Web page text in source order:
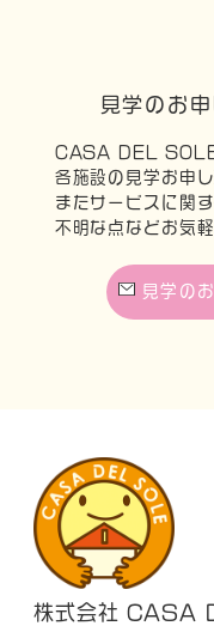
見学のお
CASA DEL SOLE
各施設の見学お申
またサービスに関
不明な点などお気
見学の
株式会社 CASA